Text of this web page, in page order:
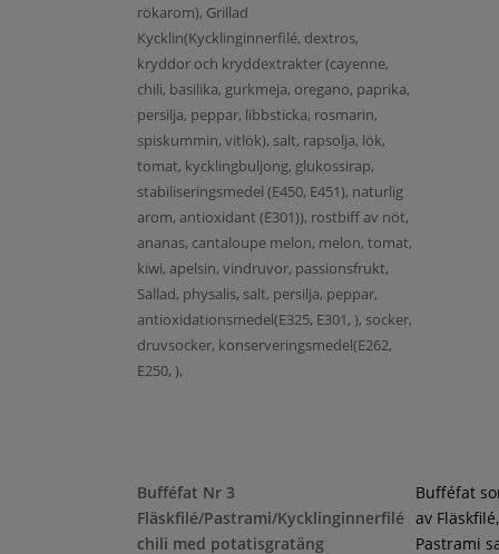
rökarom), Grillad
Kycklin(Kycklinginnerfilé, dextros,
kryddor och kryddextrakter (cayenne,
chili, basilika, gurkmeja, oregano, paprika,
persilja, peppar, libbsticka, rosmarin,
spiskummin, vitlök), salt, rapsolja, lök,
tomat, kycklingbuljong, glukossirap,
stabiliseringsmedel (E450, E451), naturlig
arom, antioxidant (E301)), rostbiff av nöt,
ananas, cantaloupe melon, melon, tomat,
kiwi, apelsin, vindruvor, passionsfrukt,
Sallad, physalis, salt, persilja, peppar,
antioxidationsmedel(E325, E301, ), socker,
druvsocker, konserveringsmedel(E262,
E250, ),
Bufféfat Nr 3
Fläskfilé/Pastrami/Kycklinginnerfilé
chili med potatisgratäng
Bufféfat
av Fläskfilé,
Pastrami